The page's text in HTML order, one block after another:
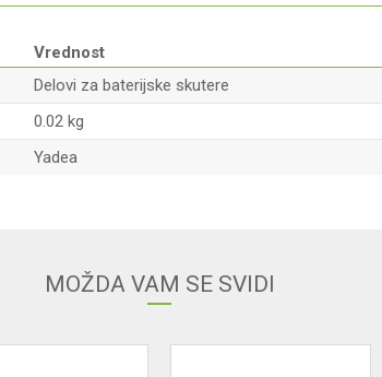
Vrednost
Delovi za baterijske skutere
0.02 kg
Yadea
MOŽDA VAM SE SVIDI